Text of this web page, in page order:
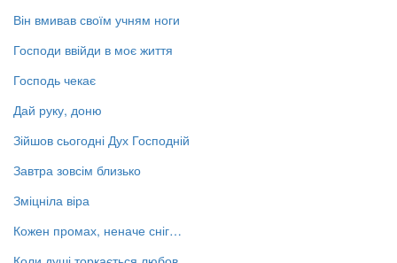
Він вмивав своїм учням ноги
Господи ввійди в моє життя
Господь чекає
Дай руку, доню
Зійшов сьогодні Дух Господній
Завтра зовсім близько
Зміцніла віра
Кожен промах, неначе сніг…